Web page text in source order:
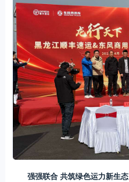
强强联合共筑绿色运力新生态